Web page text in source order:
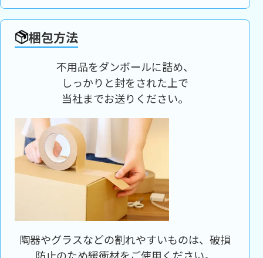
梱包方法
不用品をダンボールに詰め、
しっかりと封をされた上で
当社までお送りください。
陶器やグラスなどの割れやすいものは、破損